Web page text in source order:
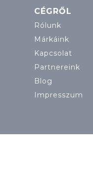
CÉGRŐL
Rólunk
Márkáink
Kapcsolat
Partnereink
Blog
Impresszum